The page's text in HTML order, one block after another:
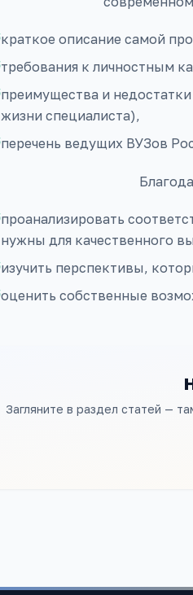
краткое описание самой
требования к личностным
преимущества и
жизни специалиста),
перечень ведущих ВУЗов
проанализировать
нужны для качественного
изучить перспективы,
оценить собственные
Загляните в раздел статей —